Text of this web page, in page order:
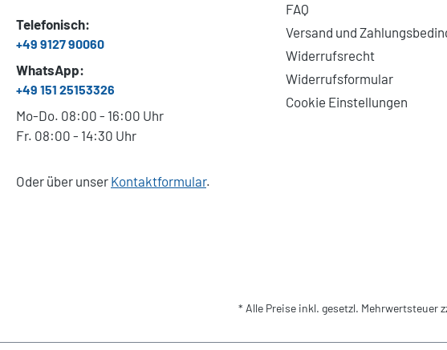
Telefonisch:
+49 9127 90060
WhatsApp:
+49 151 25153326
Mo-Do. 08:00 - 16:00 Uhr
Fr. 08:00 - 14:30 Uhr
Oder über unser Kontaktformular.
FAQ
Versand und
Widerrufsrecht
Widerrufsformular
Cookie Einstellungen
* Alle Preise inkl. gesetzl. Mehrwertsteuer